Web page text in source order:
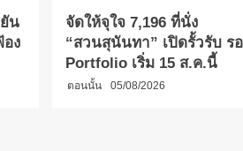
น
ง
จัดให้จุใจ 7,196 ที่นั่ง
“สวนสุนันทา” เปิดรั้วรับ ร
Portfolio เริ่ม 15 ส.ค.นี้
ตอนนั้น 05/08/2026